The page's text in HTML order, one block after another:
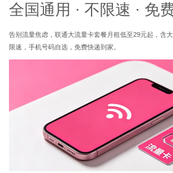
全国通用 · 不限速 · 免
告别流量焦虑，联通大流量卡套餐月租低至29元起，含
限速，手机号码自选，免费快递到家。